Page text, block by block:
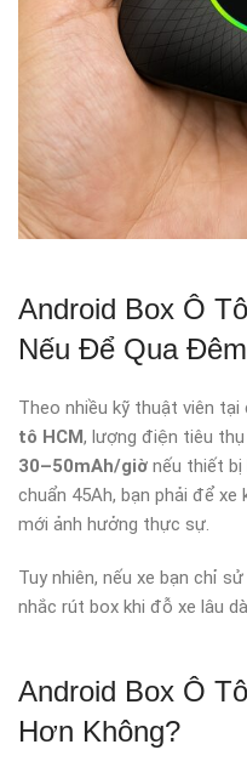
Android Box Ô
Nếu Để Qua
Theo nhiều kỹ thuật viên
tô HCM, lượng điện tiêu
30–50mAh/giờ nếu thiết bị
chuẩn 45Ah, bạn phải để
mới ảnh hưởng thực sự.
Tuy nhiên, nếu xe bạn chỉ
nhắc rút box khi đỗ xe lâu
Android Box Ô
Hơn Không?